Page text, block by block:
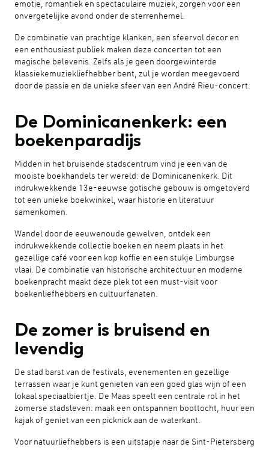
emotie, romantiek en spectaculaire muziek, zorgen voor een
onvergetelijke avond onder de sterrenhemel.
De combinatie van prachtige klanken, een sfeervol decor en
een enthousiast publiek maken deze concerten tot een
magische belevenis. Zelfs als je geen doorgewinterde
klassiekemuziekliefhebber bent, zul je worden meegevoerd
door de passie en de unieke sfeer van een André Rieu-concert.
De Dominicanenkerk: een
boekenparadijs
Midden in het bruisende stadscentrum vind je een van de
mooiste boekhandels ter wereld: de Dominicanenkerk. Dit
indrukwekkende 13e-eeuwse gotische gebouw is omgetoverd
tot een unieke boekwinkel, waar historie en literatuur
samenkomen.
Wandel door de eeuwenoude gewelven, ontdek een
indrukwekkende collectie boeken en neem plaats in het
gezellige café voor een kop koffie en een stukje Limburgse
vlaai. De combinatie van historische architectuur en moderne
boekenpracht maakt deze plek tot een must-visit voor
boekenliefhebbers en cultuurfanaten.
De zomer is bruisend en
levendig
De stad barst van de festivals, evenementen en gezellige
terrassen waar je kunt genieten van een goed glas wijn of een
lokaal speciaalbiertje. De Maas speelt een centrale rol in het
zomerse stadsleven: maak een ontspannen boottocht, huur een
kajak of geniet van een picknick aan de waterkant.
Voor natuurliefhebbers is een uitstapje naar de Sint-Pietersberg